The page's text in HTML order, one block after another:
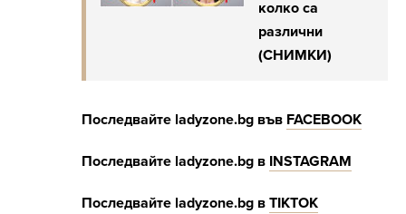
колко са
различни
(СНИМКИ)
Последвайте ladyzone.bg във FACEBOOK
Последвайте ladyzone.bg в INSTAGRAM
Последвайте ladyzone.bg в ТIKTOK